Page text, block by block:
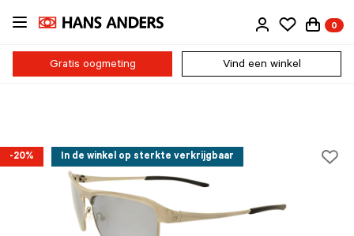
Ga
naar
inhoud
0
Gratis oogmeting Vind een winkel
-20% In de winkel op sterkte verkrijgbaar